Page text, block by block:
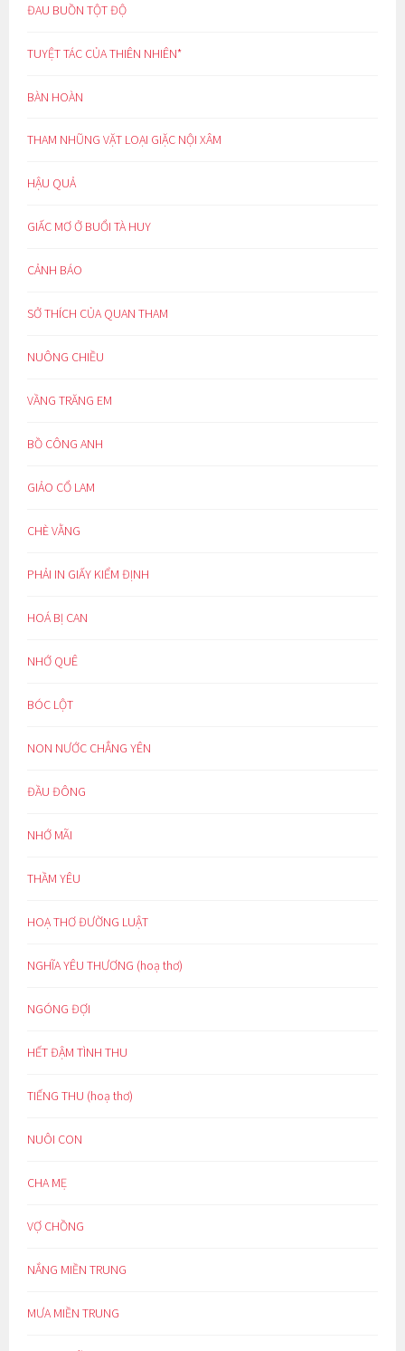
ĐAU BUỒN TỘT ĐỘ
TUYỆT TÁC CỦA THIÊN NHIÊN*
BÀN HOÀN
THAM NHŨNG VẶT LOẠI GIẶC NỘI XÂM
HẬU QUẢ
GIẤC MƠ Ở BUỔI TÀ HUY
CẢNH BÁO
SỞ THÍCH CỦA QUAN THAM
NUÔNG CHIỀU
VẦNG TRĂNG EM
BỒ CÔNG ANH
GIẢO CỔ LAM
CHÈ VẰNG
PHẢI IN GIẤY KIỂM ĐỊNH
HOÁ BỊ CAN
NHỚ QUÊ
BÓC LỘT
NON NƯỚC CHẲNG YÊN
ĐẦU ĐÔNG
NHỚ MÃI
THẦM YÊU
HOẠ THƠ ĐƯỜNG LUẬT
NGHĨA YÊU THƯƠNG (hoạ thơ)
NGÓNG ĐỢI
HẾT ĐẬM TÌNH THU
TIẾNG THU (hoạ thơ)
NUÔI CON
CHA MẸ
VỢ CHỒNG
NẮNG MIỀN TRUNG
MƯA MIỀN TRUNG